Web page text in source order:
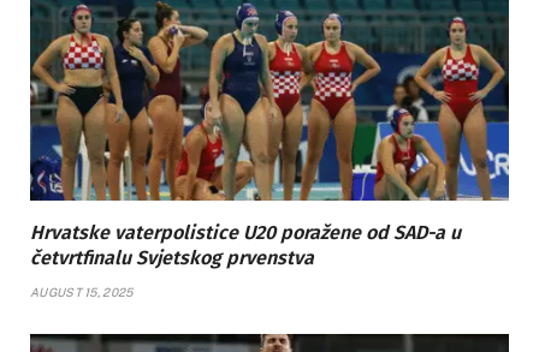
Hrvatske vaterpolistice U20 poražene od SAD-a u
četvrtfinalu Svjetskog prvenstva
AUGUST 15, 2025